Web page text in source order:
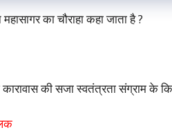
का चौराहा कहा जाता है ?
की सजा स्वतंत्रता संग्राम के